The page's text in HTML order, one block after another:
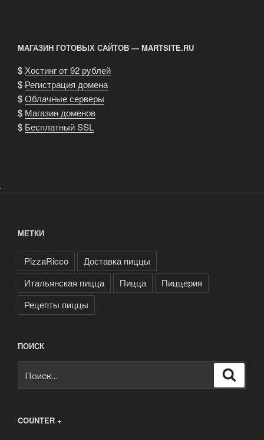
МАГАЗИН ГОТОВЫХ САЙТОВ — MARTSITE.RU
$Хостинг от 92 рублей
$ Регистрация домена
$Облачные серверы
$ Магазин доменов
$ Бесплатный SSL
.
МЕТКИ
PizzaRicco
Доставка пиццы
Итальянская пицца
Пицца
Пиццерия
Рецепты пиццы
ПОИСК
COUNTER +